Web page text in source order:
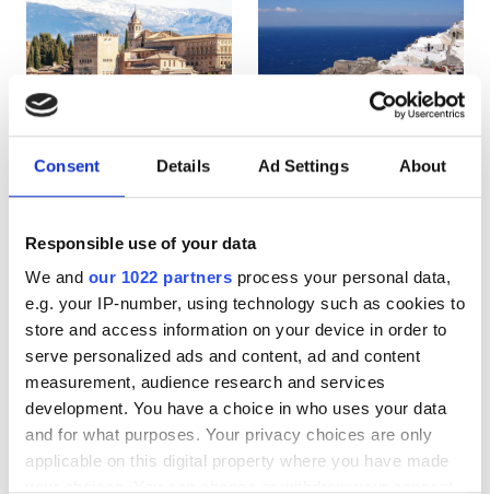
Consent Details Ad Settings About
Responsible use of your data
We and our 1022 partners process your personal data,
e.g. your IP-number, using technology such as cookies to
store and access information on your device in order to
serve personalized ads and content, ad and content
measurement, audience research and services
development. You have a choice in who uses your data
and for what purposes. Your privacy choices are only
applicable on this digital property where you have made
АИТВ пациенттері
В гепатиті бар пациенттер
EHIC
Қызметтер
Сусындар мен жеңіл тағамдар
Тегін WiFi
Теледидар экрандары
Тегін трансфер
Spain Greece